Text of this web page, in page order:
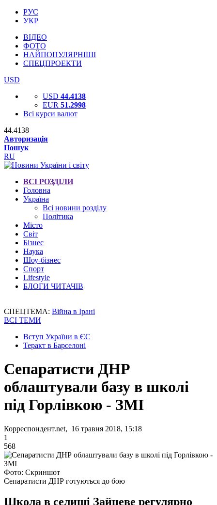
РУС
УКР
ВІДЕО
ФОТО
НАЙПОПУЛЯРНІШІ
СПЕЦПРОЕКТИ
USD
USD 44.4138
EUR 51.2998
Всі курси валют
44.4138
Авторизація
Пошук
RU
ВСІ РОЗДІЛИ
Головна
Україна
Всі новини розділу
Політика
Місто
Світ
Бізнес
Наука
Шоу-бізнес
Спорт
Lifestyle
БЛОГИ ЧИТАЧІВ
СПЕЦТЕМА: Війна в Ірані
ВСІ ТЕМИ
Вступ України в ЄС
Теракт в Барселоні
Сепаратисти ДНР
облаштували базу в школі
під Горлівкою - ЗМІ
Корреспондент.net, 16 травня 2018, 15:18
1
568
Фото: Скриншот
Сепаратисти ДНР готуються до бою
Школа в селищі Зайцеве регулярно